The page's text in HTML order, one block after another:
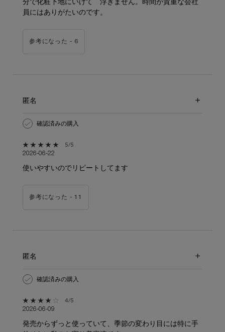
分で化粧下地にいけて 浮きません。時間が貴重な会社
員にはありがたいのです。
参考になった - 6
匿名
確認済みの購入
5星中5。 5/5
2026-06-22
使いやすいのでリピートしてます
参考になった -11
匿名
確認済みの購入
5星中4。 4/5
2026-06-09
発売からずっと使っていて、季節の変わり目には特に手